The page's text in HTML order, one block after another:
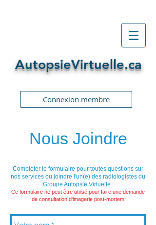
AutopsieVirtuelle.ca
Connexion membre
Nous Joindre
Compléter le formulaire pour toutes questions sur
nos services ou joindre l'un(e) des radiologistes du
Groupe Autopsie Virtuelle.
Ce formulaire ne peut être utilisé pour faire une demande
de consultation d'imagerie post-mortem